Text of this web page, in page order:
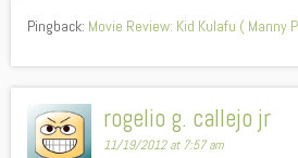
Pingback: Movie Review: Kid Kulafu ( Manny
rogelio g. callejo jr
11/19/2012 at 7:57 am